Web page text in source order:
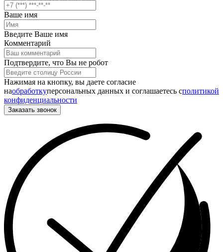
Ваше имя
Введите Ваше имя
Комментарий
Подтвердите, что Вы не робот
Нажимая на кнопку, вы даете согласие
наобработкуперсональных данных и соглашаетесь cполитикой
конфиденциальности
Заказать звонок